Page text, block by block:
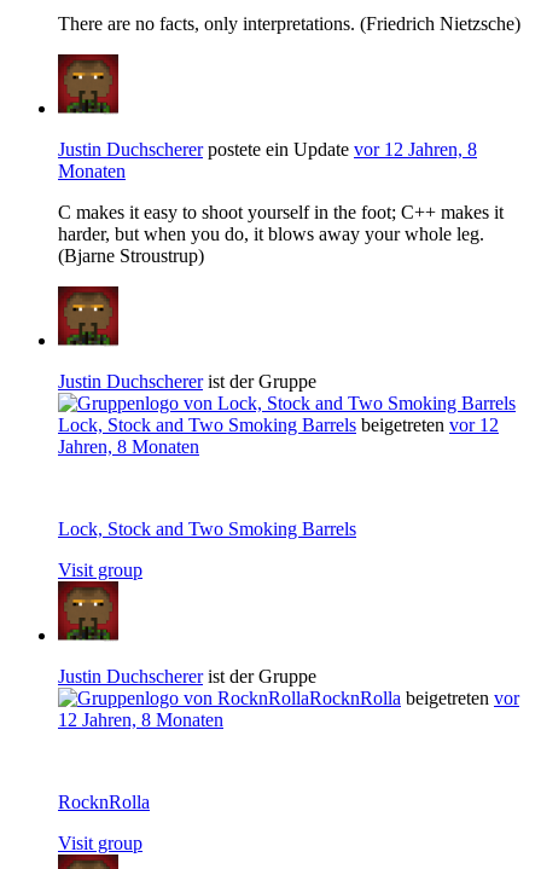
There are no facts, only interpretations. (Friedrich Nietzsche)
Justin Duchschererpostete ein Update vor 12 Jahren, 8
Monaten
C makes it easy to shoot yourself in the foot; C++ makes it
harder, but when you do, it blows away your whole leg.
(Bjarne Stroustrup)
Justin Duchschererist der Gruppe
Lock, Stock and Two Smoking Barrels beigetreten vor 12
Jahren, 8 Monaten
Lock, Stock and Two Smoking Barrels
Visit group
Justin Duchschererist der Gruppe
RocknRolla beigetreten vor
12 Jahren, 8 Monaten
RocknRolla
Visit group